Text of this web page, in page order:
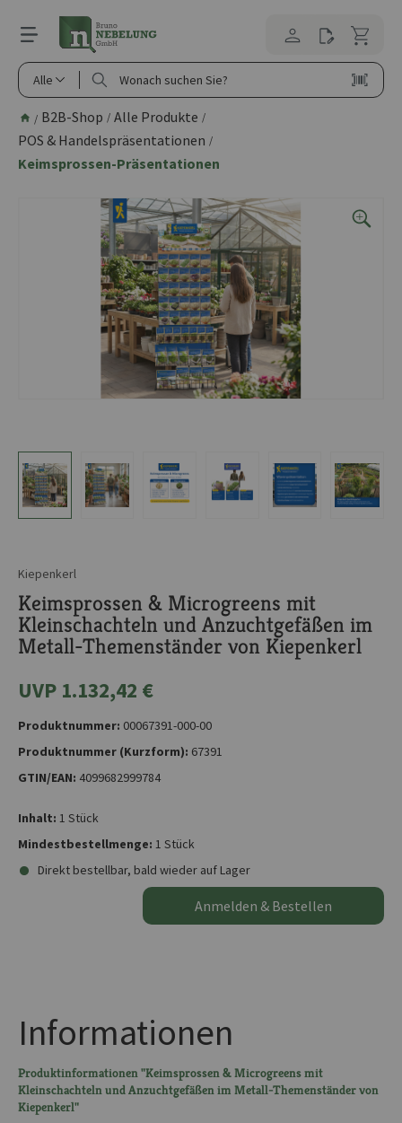
springen
Alle
/ B2B-Shop / Alle Produkte /
POS & Handelspräsentationen /
Keimsprossen-Präsentationen
Kiepenkerl
Keimsprossen & Microgreens mit
Kleinschachteln und Anzuchtgefäßen im
Metall-Themenständer von Kiepenkerl
UVP 1.132,42 €
Produktnummer: 00067391-000-00
Produktnummer (Kurzform): 67391
GTIN/EAN: 4099682999784
Inhalt: 1 Stück
Mindestbestellmenge: 1 Stück
Direkt bestellbar, bald wieder auf Lager
Anmelden & Bestellen
Informationen
Produktinformationen "Keimsprossen & Microgreens mit
Kleinschachteln und Anzuchtgefäßen im Metall-Themenständer von
Kiepenkerl"